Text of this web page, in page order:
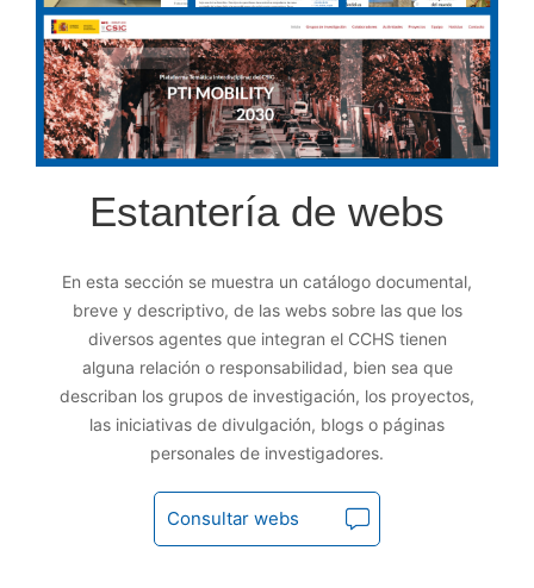
Estantería de webs
En esta sección se muestra un catálogo documental,
breve y descriptivo, de las webs sobre las que los
diversos agentes que integran el CCHS tienen
alguna relación o responsabilidad, bien sea que
describan los grupos de investigación, los proyectos,
las iniciativas de divulgación, blogs o páginas
personales de investigadores.
Consultar webs